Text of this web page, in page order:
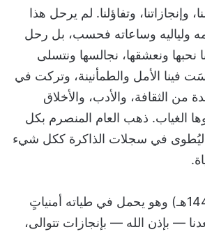
وإنجازاتنا، وتفاؤلنا. لم يرحل هذا
بأيامه ولياليه وساعاته فحسب، بل رحل
نحبها ونعشقها، نجالسها ونتسلى
فينا الأمل والطمأنينة، وتركت في
من الثقافة، والأدب، والأخلاق
الغياب. ذهب العام المنصرم بكل
ليُطوى في سجلات الذاكرة ككل شيء
يقبل علينا اليوم (1448هـ) وهو يحمل في طياته أمنياتٍ
— بإذن الله — بإنجازات تتوالى،